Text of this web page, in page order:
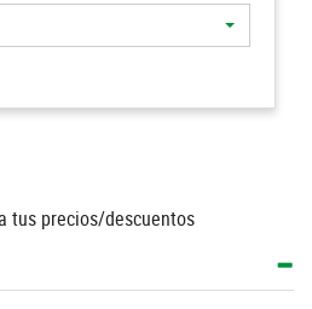
tus precios/descuentos